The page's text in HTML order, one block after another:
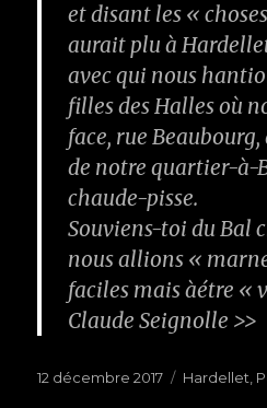
et disant les «
aurait plu à
avec qui nous
filles des Halles où
face, rue
de notre quartier-à-
chaude-pisse.
Souviens-toi du Bal
nous allions «
faciles mais àétre «
ClaudeSeignolle >>
Publié
12 décembre 2017 Étiquettes
Hardellet